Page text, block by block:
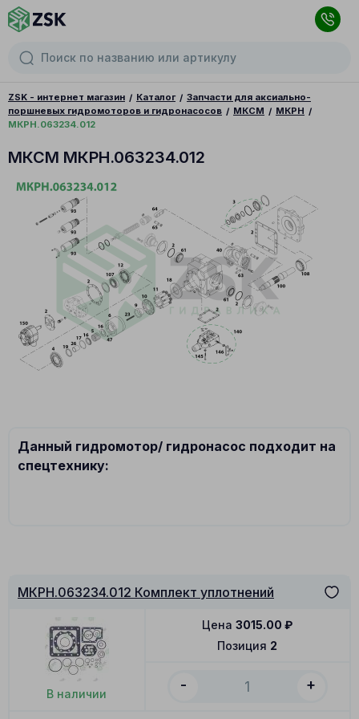
ZSK - интернет магазин Каталог
Запчасти для аксиально-
поршневых гидромоторов и гидронасосов
МКСМ
МКРН
МКРН.063234.012
МКСМ МКРН.063234.012
Данный гидромотор/ гидронасос подходит на
спецтехнику:
МКРН.063234.012 Комплект уплотнений
В наличии
Позиция 2
Цена 3015.00 ₽
- +